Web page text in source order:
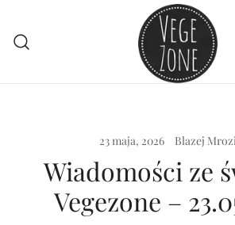
treści
23 maja, 2026 Blazej
Wiadomości ze
Vegezone –